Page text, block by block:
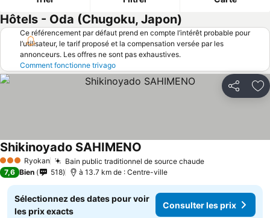
Hôtels - Oda (Chugoku, Japon)
Ce référencement par défaut prend en compte l’intérêt probable pour
l’utilisateur, le tarif proposé et la compensation versée par les
annonceurs. Les offres ne sont pas exhaustives.
Comment fonctionne trivago
Partager
3 ÉtoilesRyokan Bain public traditionnel de source chaude
Shikinoyado SAHIMENO
7,6 Bien 518 à 13.7 km de : Centre-ville
Sélectionnez des dates pour voir
les prix exacts
Consulter les prix